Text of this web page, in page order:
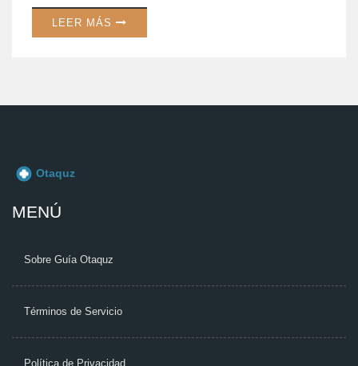
LEER MÁS
MENÚ
Sobre Guía Otaquz
Términos de Servicio
Política de Privacidad